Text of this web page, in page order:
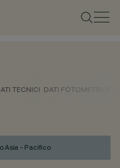
TECNICI DATI FOTOMETRICI
Asia - Pacifico